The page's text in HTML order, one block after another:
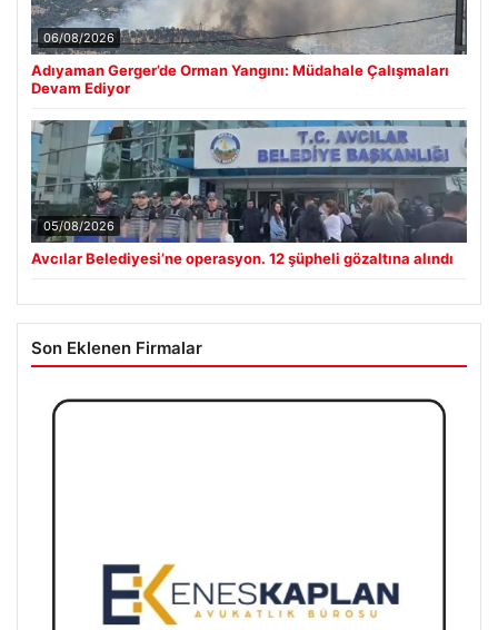
06/08/2026
Adıyaman Gerger’de Orman Yangını: Müdahale Çalışmaları
Devam Ediyor
05/08/2026
Avcılar Belediyesi’ne operasyon. 12 şüpheli gözaltına alındı
Son Eklenen Firmalar